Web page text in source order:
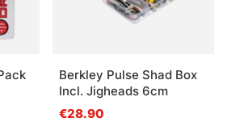
Berkley Pulse Shad Box
Incl. Jigheads 6cm
€28.90